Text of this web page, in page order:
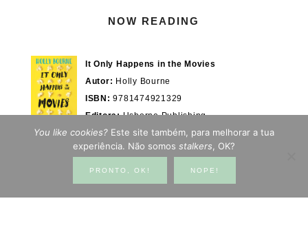
NOW READING
It Only Happens in the Movies
Autor: Holly Bourne
ISBN: 9781474921329
Editora:Usborne Publishing
Actualmente em:28/100%
You like cookies? Este site também, para melhorar a tua
experiência. Não somos stalkers , OK?
PRONTO, OK! NOPE!